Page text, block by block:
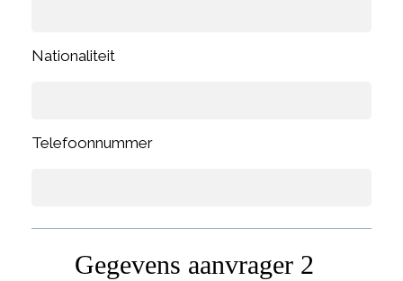
Nationaliteit
Telefoonnummer
Gegevens aanvrager 2